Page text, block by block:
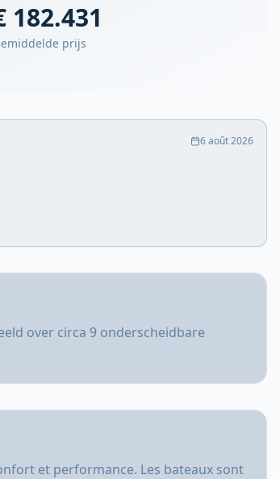
182.431
prijs
6 août 2026
over circa 9 onderscheidbare
et performance. Les bateaux sont